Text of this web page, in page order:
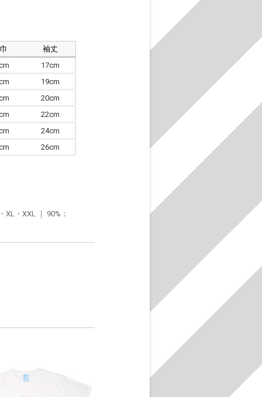
袖丈
17cm
19cm
20cm
22cm
24cm
26cm
・XXL ｜ 90%：